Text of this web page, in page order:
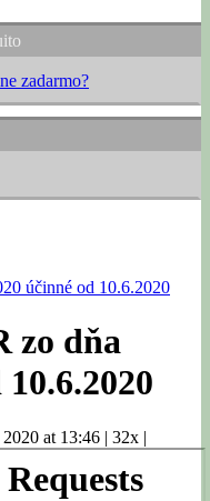
účinné od 10.6.2020
zo dňa
2020 at 13:46 | 32x |